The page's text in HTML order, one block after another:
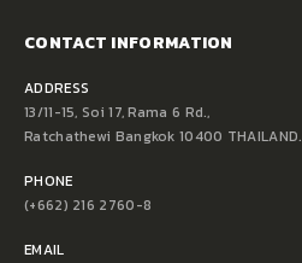
CONTACT INFORMATION
ADDRESS
13/11-15, Soi 17, Rama 6 Rd.,
Ratchathewi Bangkok 10400 THAILAND.
PHONE
(+662) 216 2760-8
EMAIL